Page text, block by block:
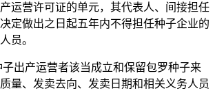
营许可证的单元，其代表人、间接担任
定做出之日起五年内不得担任种子企业的
员。
产运营者该当成立和保留包罗种子来
量、发卖去向、发卖日期和相关义务人员